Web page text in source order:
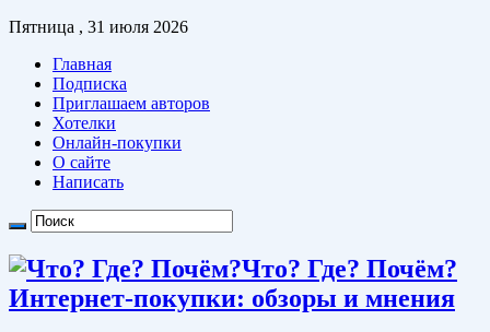
Пятница , 31 июля 2026
Главная
Подписка
Приглашаем авторов
Хотелки
Онлайн-покупки
О сайте
Написать
Что? Где? Почём?
Интернет-покупки: обзоры и мнения